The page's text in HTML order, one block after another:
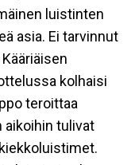
luistinten
asia. Ei tarvinnut
kolhaisi
teroittaa
aikoihin tulivat